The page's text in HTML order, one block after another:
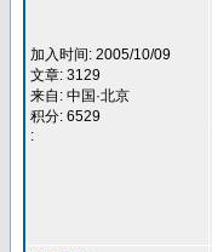
加入时间: 2005/10/09
文章: 3129
来自: 中国·北京
积分: 6529
: